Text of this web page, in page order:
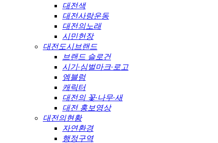
대전색
대전사랑운동
대전의노래
시민헌장
대전도시브랜드
브랜드 슬로건
시기·심벌마크·로고
엠블럼
캐릭터
대전의 꽃·나무·새
대전 홍보영상
대전의현황
자연환경
행정구역